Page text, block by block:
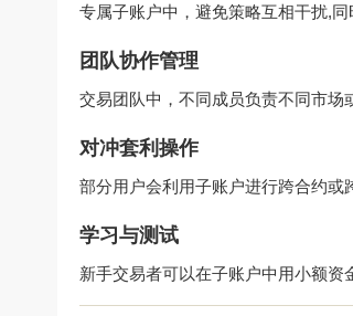
专属子账户中，避免策略互相干扰,同
团队协作管理
交易团队中，不同成员负责不同市
对冲套利操作
部分用户会利用子账户进行跨合约或
学习与测试
新手交易者可以在子账户中用小额资